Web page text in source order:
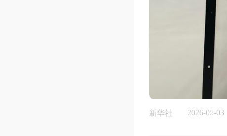
新华社 2026-05-03